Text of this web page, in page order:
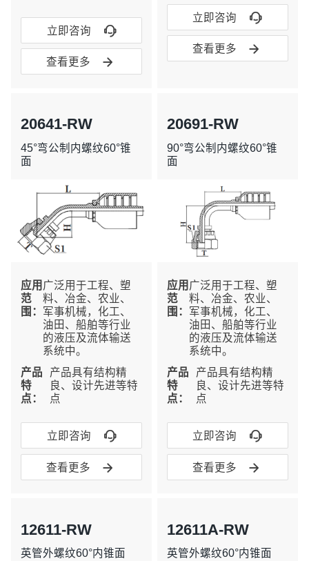
立即咨询 
查看更多 
立即咨询 
查看更多 
20641-RW
45°弯公制内螺纹60°锥
面
应⽤
范
围：
广泛用于工程、塑
料、冶金、农业、
军事机械，化工、
油田、船舶等行业
的液压及流体输送
系统中。
产品
特
点：
产品具有结构精
良、设计先进等特
点
立即咨询 
查看更多 
20691-RW
90°弯公制内螺纹60°锥
面
应⽤
范
围：
广泛用于工程、塑
料、冶金、农业、
军事机械，化工、
油田、船舶等行业
的液压及流体输送
系统中。
产品
特
点：
产品具有结构精
良、设计先进等特
点
立即咨询 
查看更多 
12611-RW
英管外螺纹60°内锥面
12611A-RW
英管外螺纹60°内锥面